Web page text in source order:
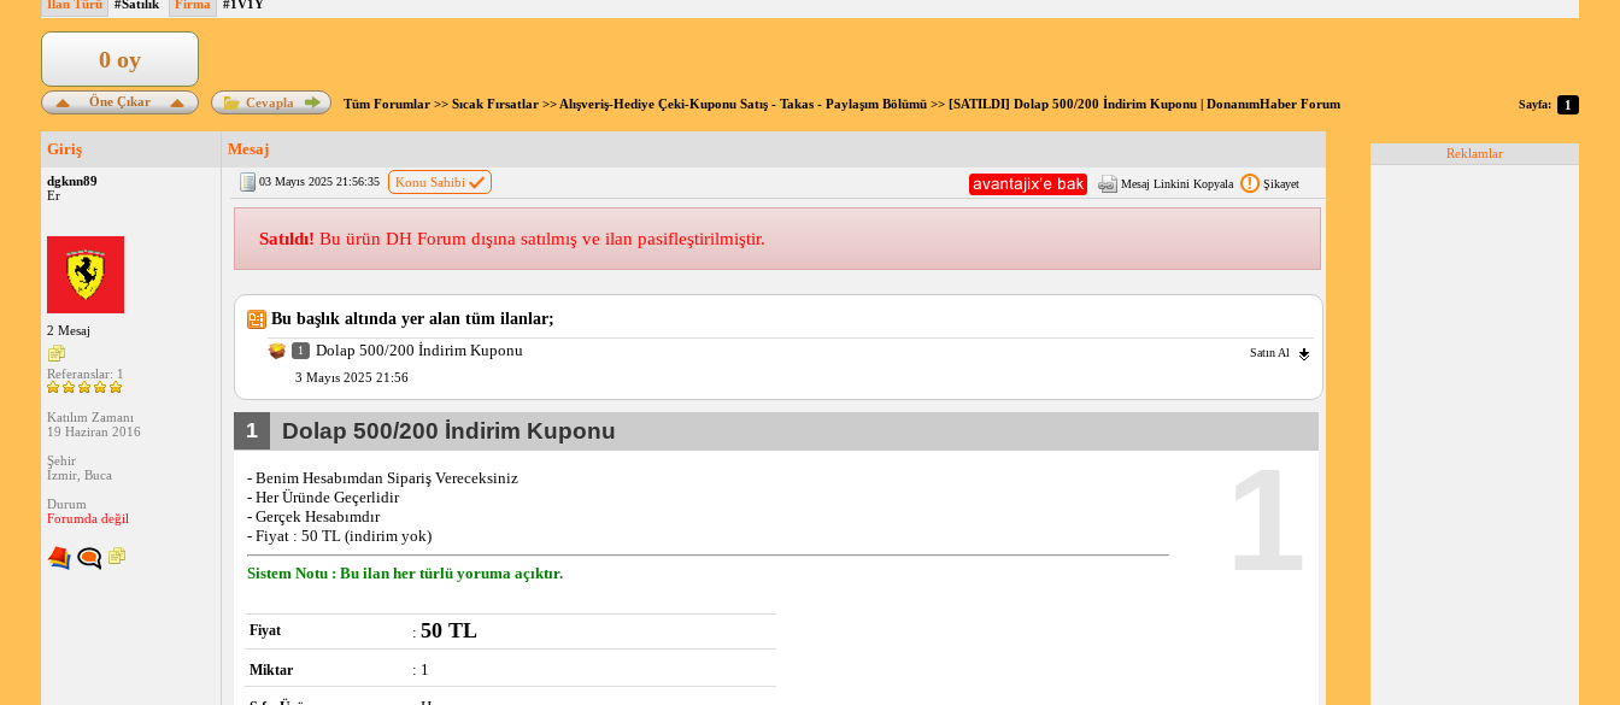
Konuyu Gizle
İlan Türü
#Satılık Firma #1V1Y
Öne Çıkar
0 oy
Cevapla Tüm Forumlar>> Sıcak Fırsatlar>> Alışveriş-Hediye Çeki-Kuponu Satış - Takas - Paylaşım Bölümü>> [SATILDI] Dolap 500/200 İndirim Kuponu | DonanımHaber Forum Sayfa: 1
Giriş Mesaj
dgknn89
Er
2 Mesaj
Referanslar: 1
Katılım Zamanı
19 Haziran 2016
Şehir
İzmir, Buca
Durum
Forumda değil
03 Mayıs 2025 21:56:35 Konu Sahibi Mesaj Linkini Kopyala Şikayet
Satıldı! Bu ürün DH Forum dışına satılmış ve ilan pasifleştirilmiştir.
Bu başlık altında yer alan tüm ilanlar;
1 Dolap 500/200 İndirim Kuponu Satın Al
3 Mayıs 2025 21:56
1
1 Dolap 500/200 İndirim Kuponu
- Benim Hesabımdan Sipariş Vereceksiniz
- Her Üründe Geçerlidir
- Gerçek Hesabımdır
- Fiyat : 50 TL (indirim yok)
Sistem Notu : Bu ilan her türlü yoruma açıktır.
Fiyat :50 TL
Miktar : 1
Reklamlar